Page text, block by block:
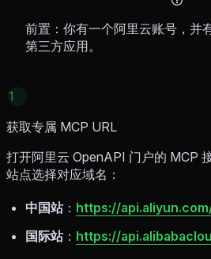
前置：你有一个阿里云账号，并
第三方应用。
1
获取专属 MCP URL
打开阿里云 OpenAPI 门户的 MCP
站点选择对应域名：
中国站： https://
国际站： https://